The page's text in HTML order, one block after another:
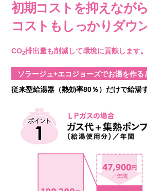
初期コストを抑えなが
コストもしっかりダウン
CO2排出量も削減して環境に貢献します。
ソラージュ+エコジョーズでお湯を作
従来型給湯器（熱効率80％）だけで給湯